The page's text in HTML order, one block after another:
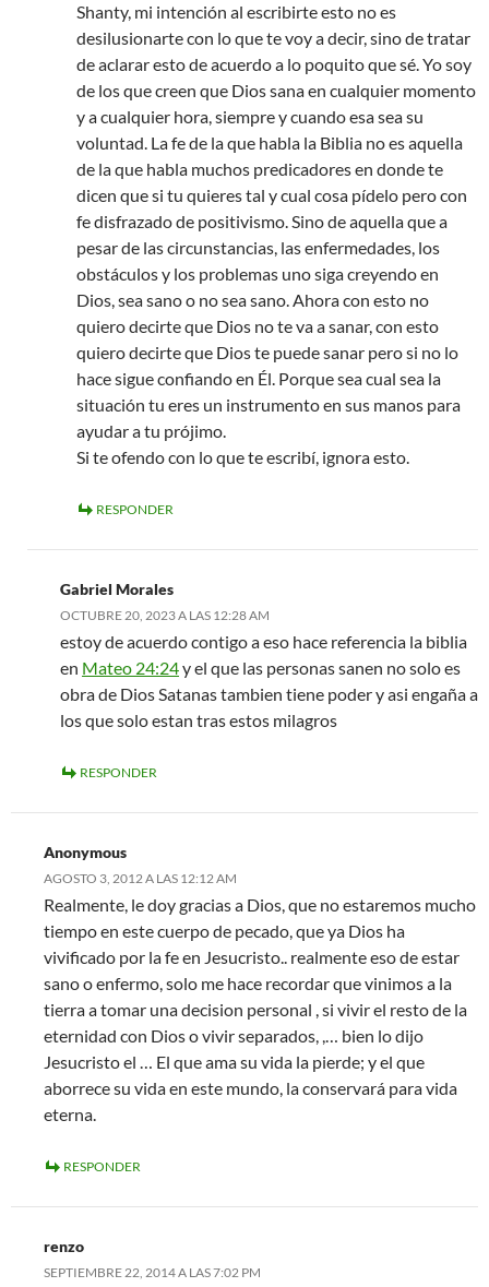
Shanty, mi intención al escribirte esto no es
desilusionarte con lo que te voy a decir, sino de tratar
de aclarar esto de acuerdo a lo poquito que sé. Yo soy
de los que creen que Dios sana en cualquier momento
y a cualquier hora, siempre y cuando esa sea su
voluntad. La fe de la que habla la Biblia no es aquella
de la que habla muchos predicadores en donde te
dicen que si tu quieres tal y cual cosa pídelo pero con
fe disfrazado de positivismo. Sino de aquella que a
pesar de las circunstancias, las enfermedades, los
obstáculos y los problemas uno siga creyendo en
Dios, sea sano o no sea sano. Ahora con esto no
quiero decirte que Dios no te va a sanar, con esto
quiero decirte que Dios te puede sanar pero si no lo
hace sigue confiando en Él. Porque sea cual sea la
situación tu eres un instrumento en sus manos para
ayudar a tu prójimo.
Si te ofendo con lo que te escribí, ignora esto.
RESPONDER
Gabriel Morales
OCTUBRE 20, 2023 A LAS 12:28 AM
estoy de acuerdo contigo a eso hace referencia la biblia
en Mateo 24:24y el que las personas sanen no solo es
obra de Dios Satanas tambien tiene poder y asi engaña a
los que solo estan tras estos milagros
RESPONDER
Anonymous
AGOSTO 3, 2012 A LAS 12:12 AM
Realmente, le doy gracias a Dios, que no estaremos mucho
tiempo en este cuerpo de pecado, que ya Dios ha
vivificado por la fe en Jesucristo.. realmente eso de estar
sano o enfermo, solo me hace recordar que vinimos a la
tierra a tomar una decision personal , si vivir el resto de la
eternidad con Dios o vivir separados, ,… bien lo dijo
Jesucristo el … El que ama su vida la pierde; y el que
aborrece su vida en este mundo, la conservará para vida
eterna.
RESPONDER
renzo
SEPTIEMBRE 22, 2014 A LAS 7:02 PM